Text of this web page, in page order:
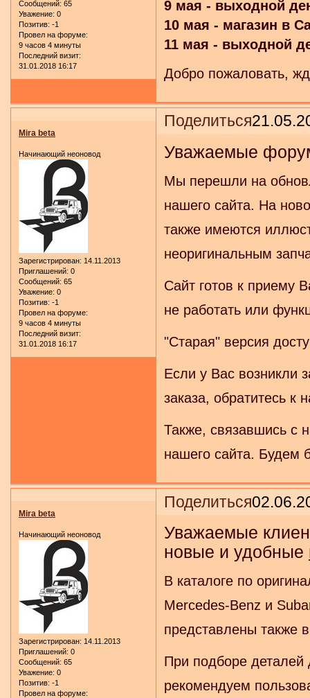
Сообщений: 65
Уважение: 0
Позитив: -1
Провел на форуме:
9 часов 4 минуты
Последний визит:
31.01.2018 16:17
9 мая - выходной
10 мая - магазин в
11 мая - выходной
Добро пожаловать,
Поделиться
Mira beta
Начинающий неоновод
Зарегистрирован: 14.11.2013
Приглашений: 0
Сообщений: 65
Уважение: 0
Позитив: -1
Провел на форуме:
9 часов 4 минуты
Последний визит:
31.01.2018 16:17
Уважаемые
Мы перешли на
нашего сайта. На
также имеются
неоригинальным
Сайт готов к приему
не работать или
"Старая" версия
Если у Вас возникли
заказа, обратитесь
Также, связавшись с
нашего сайта. Будем
Поделиться
Mira beta
Начинающий неоновод
Зарегистрирован: 14.11.2013
Приглашений: 0
Сообщений: 65
Уважение: 0
Позитив: -1
Провел на форуме:
Уважаемые
новые и удобные
В каталоге по
Mercedes-Benz и
представлены также
При подборе
рекомендуем